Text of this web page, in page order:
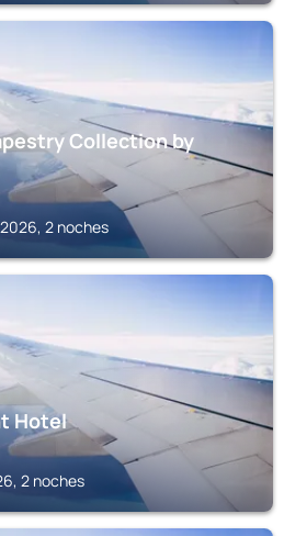
Collection by
2 noches
Hotel
2 noches